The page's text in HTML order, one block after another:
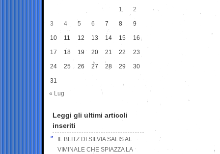
1
2
3 4 5 6 7 8 9
10 11 12 13 14 15 16
17 18 19 20 21 22 23
24 25 26 27 28 29 30
31
« Lug
Leggi gli ultimi articoli
inseriti
IL BLITZ DI SILVIA SALIS AL
VIMINALE CHE SPIAZZA LA